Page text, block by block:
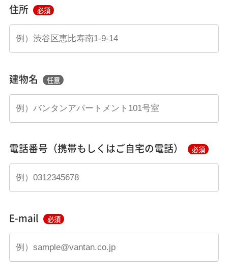
住所 必須
建物名 任意
電話番号（携帯もしくはご自宅の電話） 必須
E-mail 必須